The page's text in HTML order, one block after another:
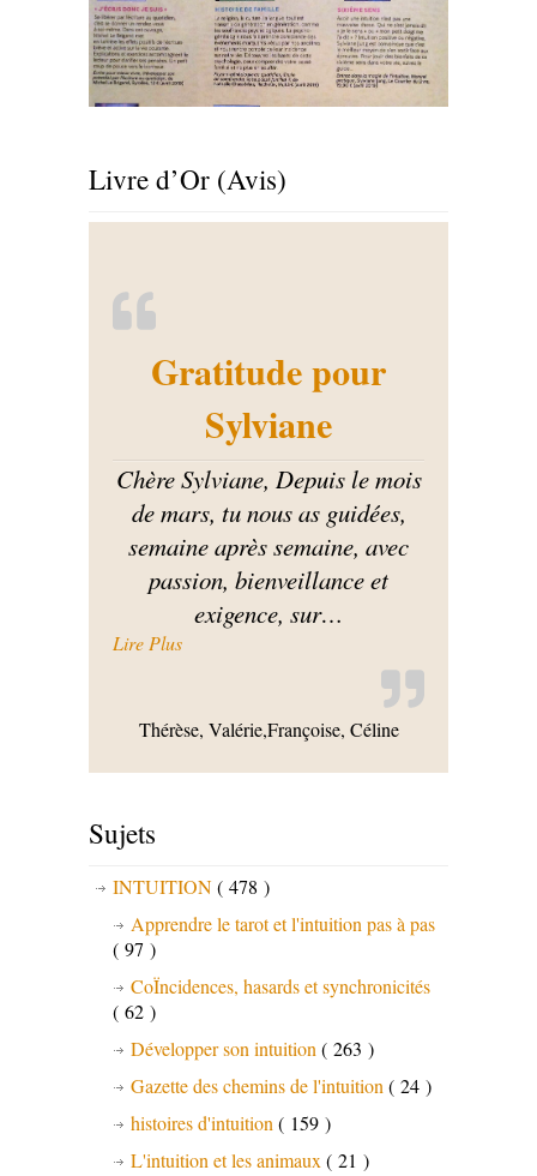
Livre d’Or (Avis)
Gratitude pour
Sylviane
Chère Sylviane, Depuis le mois
de mars, tu nous as guidées,
semaine après semaine, avec
passion, bienveillance et
exigence, sur…
Lire Plus« Gratitude pour Sylviane »
Thérèse, Valérie,Françoise, Céline
Sujets
INTUITION( 478 )
Apprendre le tarot et l'intuition pas à pas
( 97 )
CoÏncidences, hasards et synchronicités
( 62 )
Développer son intuition ( 263 )
Gazette des chemins de l'intuition ( 24 )
histoires d'intuition ( 159 )
L'intuition et les animaux ( 21 )